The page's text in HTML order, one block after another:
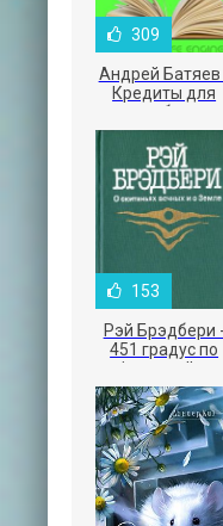
309
Андрей Батяев
Кредиты для
малого бизнеса
153
Рэй Брэдбери -
451 градус по
Фаренгейту